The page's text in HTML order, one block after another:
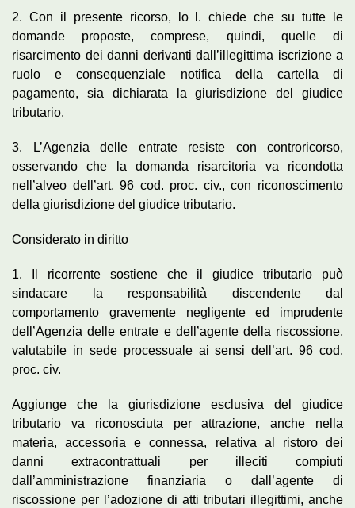
2. Con il presente ricorso, lo l. chiede che su tutte le
domande proposte, comprese, quindi, quelle di
risarcimento dei danni derivanti dall’illegittima iscrizione a
ruolo e consequenziale notifica della cartella di
pagamento, sia dichiarata la giurisdizione del giudice
tributario.
3. L’Agenzia delle entrate resiste con controricorso,
osservando che la domanda risarcitoria va ricondotta
nell’alveo dell’art. 96 cod. proc. civ., con riconoscimento
della giurisdizione del giudice tributario.
Considerato in diritto
1. Il ricorrente sostiene che il giudice tributario può
sindacare la responsabilità discendente dal
comportamento gravemente negligente ed imprudente
dell’Agenzia delle entrate e dell’agente della riscossione,
valutabile in sede processuale ai sensi dell’art. 96 cod.
proc. civ.
Aggiunge che la giurisdizione esclusiva del giudice
tributario va riconosciuta per attrazione, anche nella
materia, accessoria e connessa, relativa al ristoro dei
danni extracontrattuali per illeciti compiuti
dall’amministrazione finanziaria o dall’agente di
riscossione per l’adozione di atti tributari illegittimi, anche